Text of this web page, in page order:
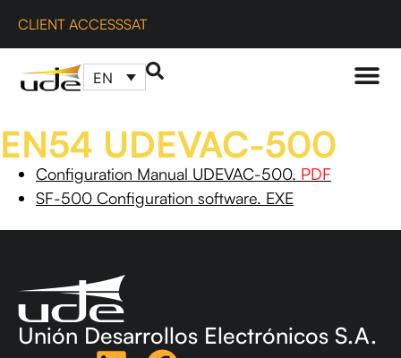
CLIENT ACCESSSAT
EN
EN54 UDEVAC-500
Configuration Manual UDEVAC-500. PDF
SF-500 Configuration software. EXE
Unión Desarrollos Electrónicos S.A.